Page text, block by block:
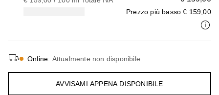
Prezzo più basso € 159,00
Online: Attualmente non disponibile
AVVISAMI APPENA DISPONIBILE